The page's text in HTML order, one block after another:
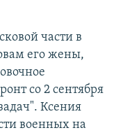
части в
его жены,
со 2 сентября
Ксения
военных на